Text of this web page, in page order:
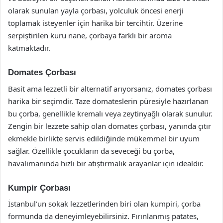
olarak sunulan yayla çorbası, yolculuk öncesi enerji
toplamak isteyenler için harika bir tercihtir. Üzerine
serpiştirilen kuru nane, çorbaya farklı bir aroma
katmaktadır.
Domates Çorbası
Basit ama lezzetli bir alternatif arıyorsanız, domates çorbası
harika bir seçimdir. Taze domateslerin püresiyle hazırlanan
bu çorba, genellikle kremalı veya zeytinyağlı olarak sunulur.
Zengin bir lezzete sahip olan domates çorbası, yanında çıtır
ekmekle birlikte servis edildiğinde mükemmel bir uyum
sağlar. Özellikle çocukların da seveceği bu çorba,
havalimanında hızlı bir atıştırmalık arayanlar için idealdir.
Kumpir Çorbası
İstanbul’un sokak lezzetlerinden biri olan kumpiri, çorba
formunda da deneyimleyebilirsiniz. Fırınlanmış patates,